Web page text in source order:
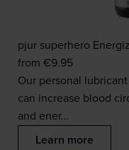
pjur superhero
from €9.95
Our personal
can increase blood
and ener…
Learn more